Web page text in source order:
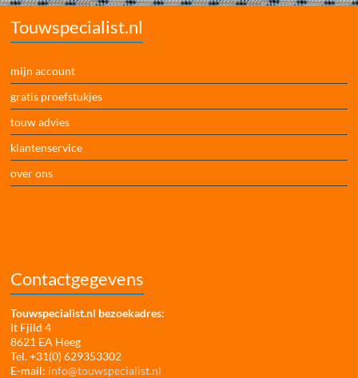
Touwspecialist.nl
mijn account
gratis proefstukjes
touw advies
klantenservice
over ons
Contactgegevens
Touwspecialist.nl bezoekadres:
It Fjild 4
8621 EA Heeg
Tel. +31(0) 629353302
E-mail: info@touwspecialist.nl